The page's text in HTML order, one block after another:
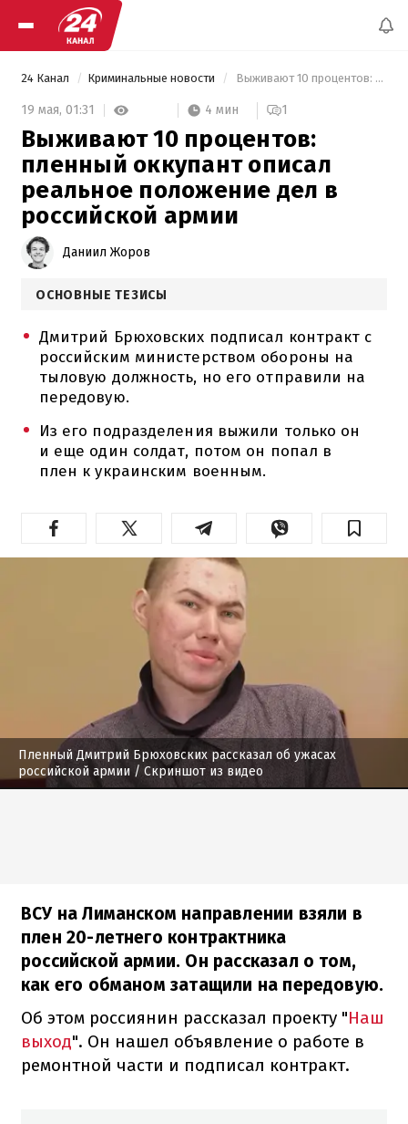
24 Канал Криминальные новости Выживают 10 процентов: пленный оккупант описал реальное положение дел в российской армии
19 мая, 01:31 4 мин 1
Выживают 10 процентов:
пленный оккупант описал
реальное положение дел в
российской армии
Даниил Жоров
ОСНОВНЫЕ ТЕЗИСЫ
Дмитрий Брюховских подписал контракт с
российским министерством обороны на
тыловую должность, но его отправили на
передовую.
Из его подразделения выжили только он
и еще один солдат, потом он попал в
плен к украинским военным.
Пленный Дмитрий Брюховских рассказал об ужасах
российской армии / Скриншот из видео
ВСУ на Лиманском направлении взяли в
плен 20-летнего контрактника
российской армии. Он рассказал о том,
как его обманом затащили на передовую.
Об этом россиянин рассказал проекту "Наш
выход". Он нашел объявление о работе в
ремонтной части и подписал контракт.